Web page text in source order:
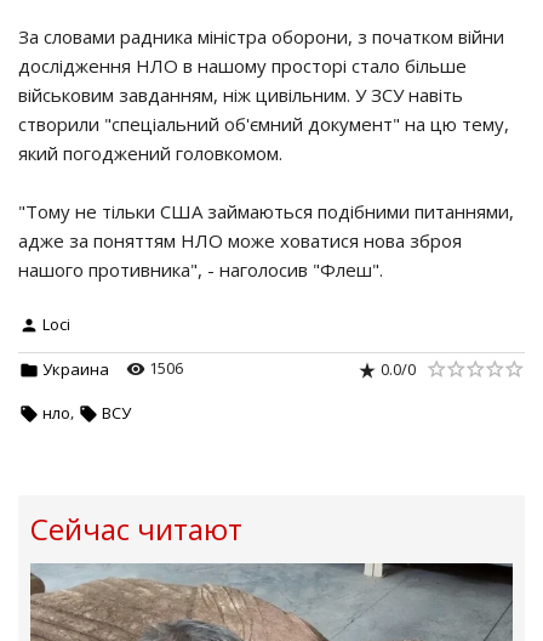
За словами радника міністра оборони, з початком війни
дослідження НЛО в нашому просторі стало більше
військовим завданням, ніж цивільним. У ЗСУ навіть
створили "спеціальний об'ємний документ" на цю тему,
який погоджений головкомом.
"Тому не тільки США займаються подібними питаннями,
адже за поняттям НЛО може ховатися нова зброя
нашого противника", - наголосив "Флеш".
Loci
Украина 1506 0.0/0
нло, ВСУ
Сейчас читают